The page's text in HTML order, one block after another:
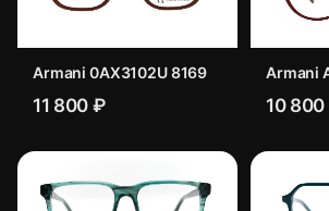
Armani 0AX3102U 8169
11 800 ₽
Armani
10